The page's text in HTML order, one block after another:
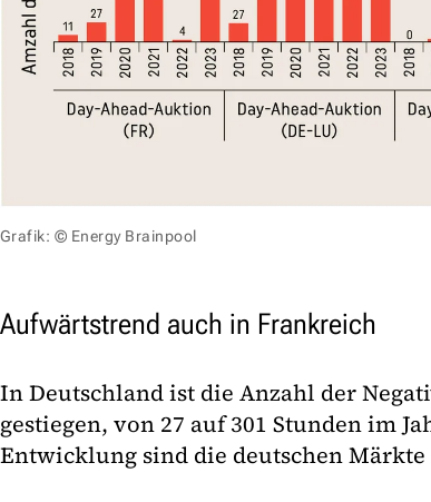
Grafik: © Energy Brainpool
Aufwärtstrend auch in Frankreich
In Deutschland ist die Anzahl der
gestiegen, von 27 auf 301 Stunden im
Entwicklung sind die deutschen